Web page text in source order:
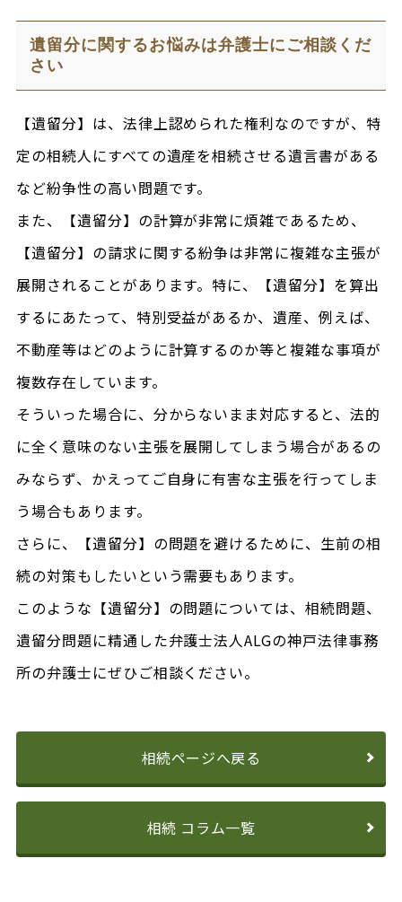
遺留分に関するお悩みは弁護士にご相談くだ
さい
【遺留分】は、法律上認められた権利なのですが、特
定の相続人にすべての遺産を相続させる遺言書がある
など紛争性の高い問題です。
また、【遺留分】の計算が非常に煩雑であるため、
【遺留分】の請求に関する紛争は非常に複雑な主張が
展開されることがあります。特に、【遺留分】を算出
するにあたって、特別受益があるか、遺産、例えば、
不動産等はどのように計算するのか等と複雑な事項が
複数存在しています。
そういった場合に、分からないまま対応すると、法的
に全く意味のない主張を展開してしまう場合があるの
みならず、かえってご自身に有害な主張を行ってしま
う場合もあります。
さらに、【遺留分】の問題を避けるために、生前の相
続の対策もしたいという需要もあります。
このような【遺留分】の問題については、相続問題、
遺留分問題に精通した弁護士法人ALGの神戸法律事務
所の弁護士にぜひご相談ください。
相続ページへ戻る
相続 コラム一覧